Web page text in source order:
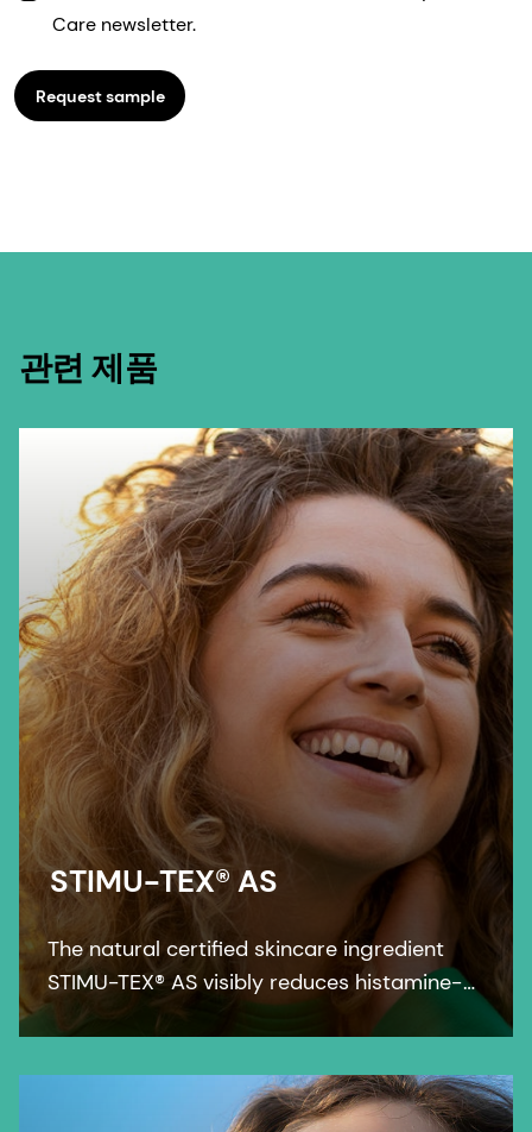
Care newsletter.
Request sample
관련 제품
STIMU-TEX® AS
The natural certified skincare ingredient
STIMU-TEX® AS visibly reduces histamine-
related symptoms like irritation and itching
skin.